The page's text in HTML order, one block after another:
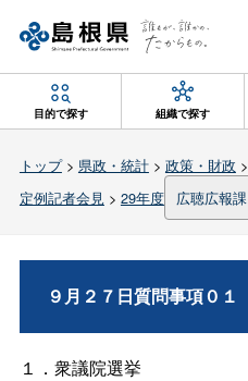
目的で探す 組織で探す
トップ> 県政・統計> 政策・財政 >
定例記者会見> 29年度 広聴広報課
９月２７日質問事項０１
１．衆議院選挙